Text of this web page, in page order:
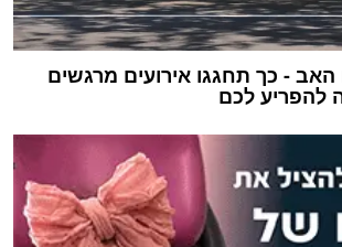
האב - כך תחגגו אירועים מרגשים
להפריע לכם